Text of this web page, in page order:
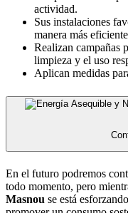
actividad.
Sus instalaciones
manera más
Realizan campañas
limpieza y el uso
Aplican medidas
En el futuro podremos
todo momento, pero
Masnou se está